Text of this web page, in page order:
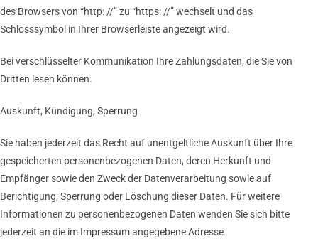
des Browsers von “http: //” zu “https: //” wechselt und das
Schlosssymbol in Ihrer Browserleiste angezeigt wird.
Bei verschlüsselter Kommunikation Ihre Zahlungsdaten, die Sie von
Dritten lesen können.
Auskunft, Kündigung, Sperrung
Sie haben jederzeit das Recht auf unentgeltliche Auskunft über Ihre
gespeicherten personenbezogenen Daten, deren Herkunft und
Empfänger sowie den Zweck der Datenverarbeitung sowie auf
Berichtigung, Sperrung oder Löschung dieser Daten. Für weitere
Informationen zu personenbezogenen Daten wenden Sie sich bitte
jederzeit an die im Impressum angegebene Adresse.